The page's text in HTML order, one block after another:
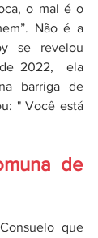
o mal é o
Não é a
se revelou
2022,  ela
barriga de
" Você está
de